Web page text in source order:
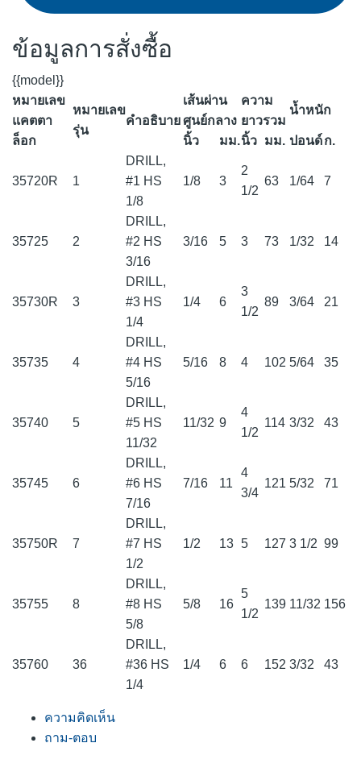
ข้อมูลการสั่งซื้อ
{{model}}
หมายเลข
แคตตา
ล็อก
หมายเลข
รุ่น
คำอธิบาย
เส้นผ่าน
ศูนย์กลาง
ความ
ยาวรวม
น้ำหนัก
นิ้ว มม.นิ้ว มม. ปอนด์ก.
35720R 1
DRILL,
#1 HS
1/8
1/8 3
2
1/2
63 1/64 7
35725 2
DRILL,
#2 HS
3/16
3/16 5 3 73 1/32 14
35730R 3
DRILL,
#3 HS
1/4
1/4 6
3
1/2
89 3/64 21
35735 4
DRILL,
#4 HS
5/16
5/16 8 4 102 5/64 35
35740 5
DRILL,
#5 HS
11/32
11/32 9
4
1/2
114 3/32 43
35745 6
DRILL,
#6 HS
7/16
7/16 11
4
3/4
121 5/32 71
35750R 7
DRILL,
#7 HS
1/2
1/2 13 5 127 3 1/2 99
35755 8
DRILL,
#8 HS
5/8
5/8 16
5
1/2
139 11/32 156
35760 36
DRILL,
#36 HS
1/4
1/4 6 6 152 3/32 43
ความคิดเห็น
ถาม-ตอบ